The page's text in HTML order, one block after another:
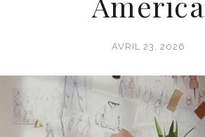
AVRIL 23, 2026